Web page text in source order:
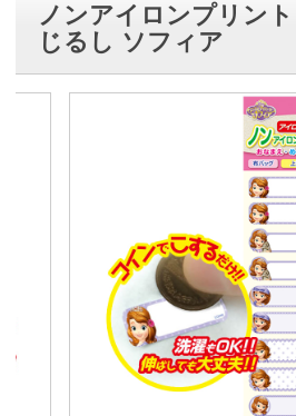
ノンアイロンプリン
じるし ソフィア